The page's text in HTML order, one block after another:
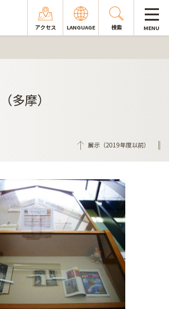
アクセス LANGUAGE 検索 MENU
多摩）
展示（2019年度以前）